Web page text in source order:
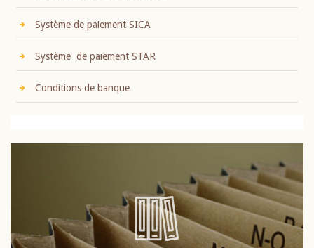
Système de paiement SICA
Système de paiement STAR
Conditions de banque